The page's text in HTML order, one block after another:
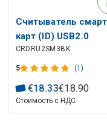
Считыватель
карт (ID) USB2.0
(подходит для
электронной
CRDRU2SM3BK
5 (1)
€18.33€18.90
Стоимость с НДС